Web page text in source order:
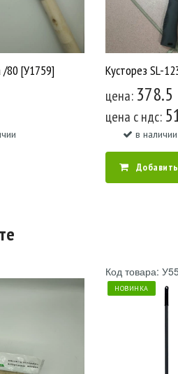
/80 [У1759] Кусторез SL-
цена: 378.5
цена c ндс:
в наличии
Код товара:
НОВИНКА